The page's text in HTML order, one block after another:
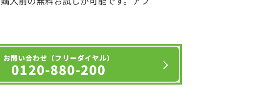
お問い合わせ（フリーダイヤル）
0120-880-200